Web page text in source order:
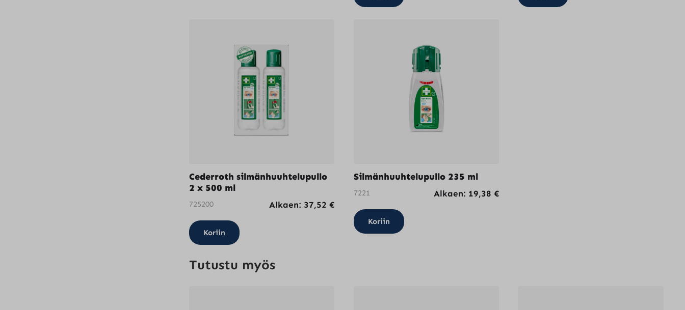
tehdä
valinnat
tuotteen
sivulla.
Cederroth silmänhuuhtelupullo
2 x 500 ml
725200 Alkaen: 37,52€
Koriin
Silmänhuuhtelupullo 235 ml
7221 Alkaen: 19,38€
Koriin
Tutustu myös